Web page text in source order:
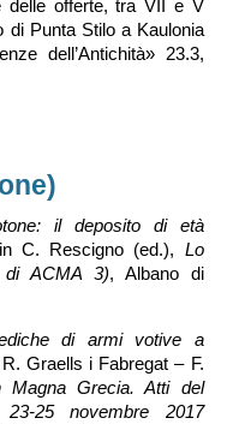
delle offerte, tra VII e V
di Punta Stilo a Kaulonia
dell’Antichità» 23.3,
il deposito di età
C. Rescigno (ed.), Lo
di ACMA 3), Albano di
di armi votive a
Graells i Fabregat – F.
Magna Grecia. Atti del
23-25 novembre 2017